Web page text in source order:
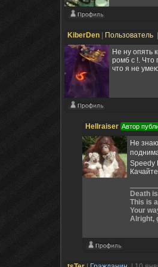
KiberDen Пользователь
Не ну опять
ромб с !. Что
что я не
Hellraiser Автор
Не
Speedy
Death
This is
Your
Alright,